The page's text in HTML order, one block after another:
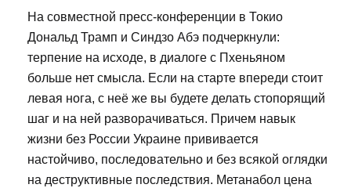
На совместной пресс-конференции в Токио
Дональд Трамп и Синдзо Абэ подчеркнули:
терпение на исходе, в диалоге с Пхеньяном
больше нет смысла. Если на старте впереди стоит
левая нога, с неё же вы будете делать стопорящий
шаг и на ней разворачиваться. Причем навык
жизни без России Украине прививается
настойчиво, последовательно и без всякой оглядки
на деструктивные последствия. Метанабол цена